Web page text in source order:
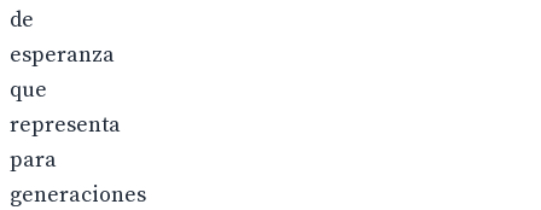
de
esperanza
que
representa
para
generaciones